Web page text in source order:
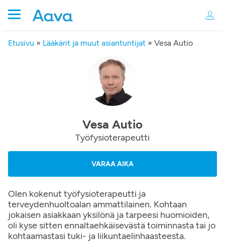
Etusivu » Lääkärit ja muut asiantuntijat » Vesa Autio
Vesa Autio
Työfysioterapeutti
VARAA AIKA
Olen kokenut työfysioterapeutti ja
terveydenhuoltoalan ammattilainen. Kohtaan
jokaisen asiakkaan yksilönä ja tarpeesi huomioiden,
oli kyse sitten ennaltaehkäisevästä toiminnasta tai jo
kohtaamastasi tuki- ja liikuntaelinhaasteesta.